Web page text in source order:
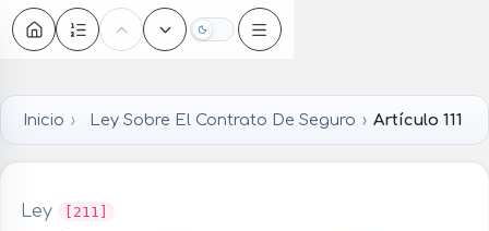
Oscuro
Inicio Ley Sobre El Contrato De Seguro Artículo 111
Ley [211]